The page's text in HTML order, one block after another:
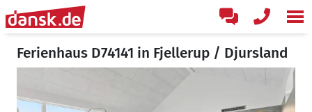
Ferienhaus D74141 in Fjellerup / Djursland